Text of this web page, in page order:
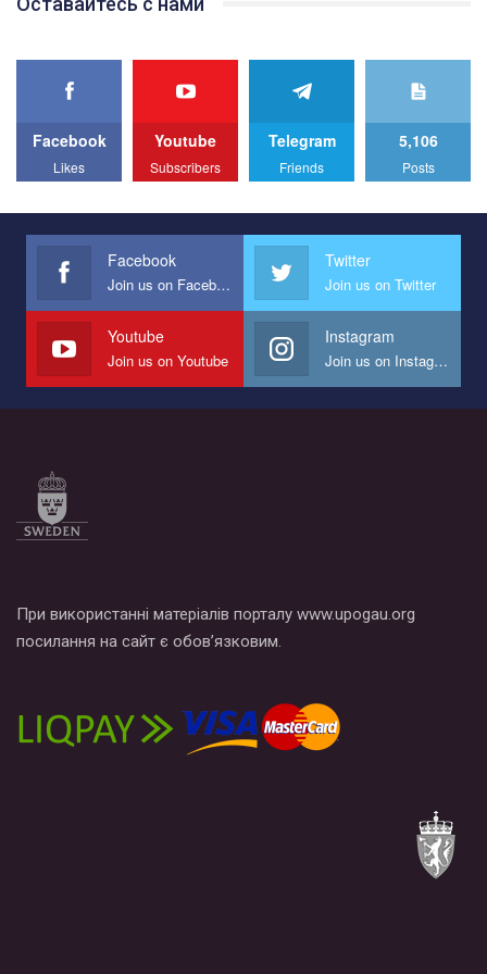
best video, representing programme for the development of
We appeal to your support and ask to help us implement our plan
All you have to do is to press "Like" below the video.
Эмоционально сильный ролик от команды "Гей-альянс
представляющий программу развития организации.
Мы просим вас поддержать нас и помочь нам реализовать
наш план по борьбе с насилием и дискриминацией на почве
СОГИ в Украине.
Все, что вам нужно сделать - это зайти на наш канал YouTube
Facebook
Likes
Youtube
Subscribers
Telegram
Friends
5,106
Posts
Facebook
Join us on Facebook
Twitter
Join us on Twitter
Youtube
Join us on Youtube
Instagram
Join us on Instagram
При використанні матеріалів порталу www.upogau.org
посилання на сайт є обов’язковим.